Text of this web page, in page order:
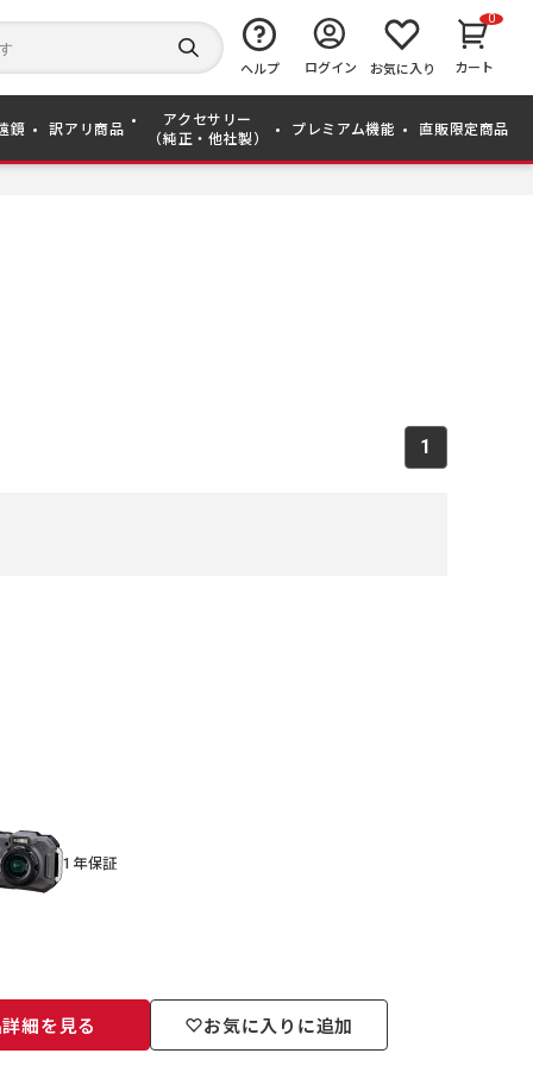
か
ら
検
索
す
る
ヘルプ ログイン お気に入り
0
カート
鏡 訳アリ商品
アクセサリー
（純正・他社製）
プレミアム機能 直販限定商品
1
1年保証
細を見る お気に入りに追加